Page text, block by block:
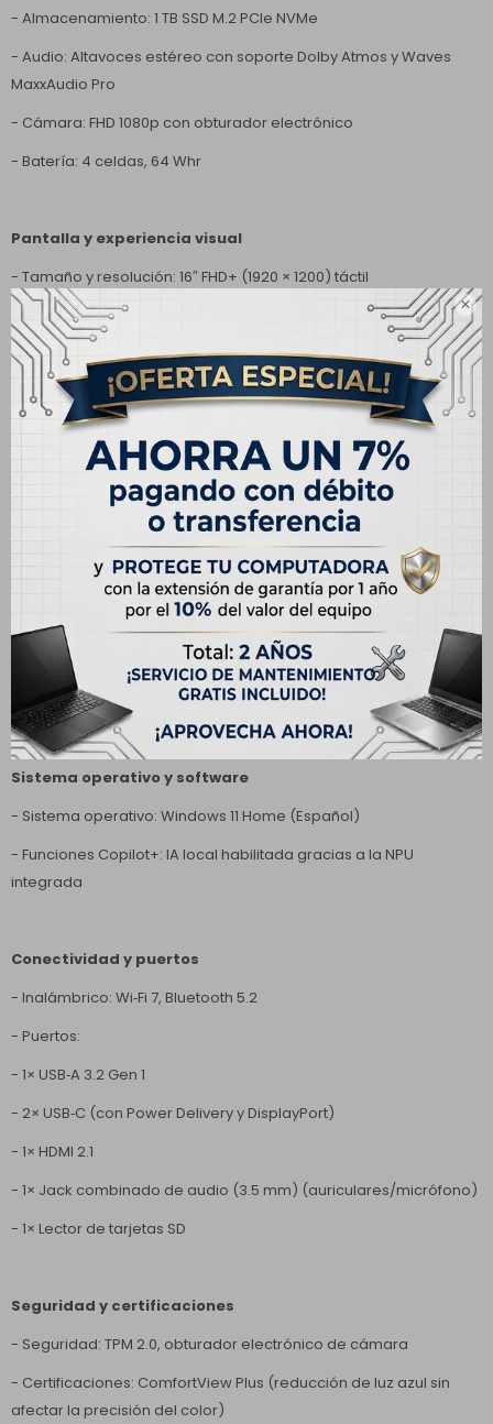

- Almacenamiento: 1 TB SSD M.2 PCIe NVMe
- Audio: Altavoces estéreo con soporte Dolby Atmos y Waves
MaxxAudio Pro
- Cámara: FHD 1080p con obturador electrónico
- Batería: 4 celdas, 64 Whr
Pantalla y experiencia visual
- Tamaño y resolución: 16″ FHD+ (1920 × 1200) táctil
- Tipo: IPS, antirreflejo
- Formato: 16:10
- Frecuencia de actualización: hasta 60 Hz
- Brillo: 300 nits
Diseño y dimensiones
- Color: Azul (Ice Blue)
- Teclado: Retroiluminado, inglés (US)
- Touchpad: Multitáctil de precisión
- Dimensiones: 356.78 × 250.60 × 16.99 mm
- Peso: 1.87 kg
Sistema operativo y software
- Sistema operativo: Windows 11 Home (Español)
- Funciones Copilot+: IA local habilitada gracias a la NPU
integrada
Conectividad y puertos
- Inalámbrico: Wi‑Fi 7, Bluetooth 5.2
- Puertos:
- 1× USB‑A 3.2 Gen 1
- 2× USB‑C (con Power Delivery y DisplayPort)
- 1× HDMI 2.1
- 1× Jack combinado de audio (3.5 mm) (auriculares/micrófono)
- 1× Lector de tarjetas SD
Seguridad y certificaciones
- Seguridad: TPM 2.0, obturador electrónico de cámara
- Certificaciones: ComfortView Plus (reducción de luz azul sin
afectar la precisión del color)